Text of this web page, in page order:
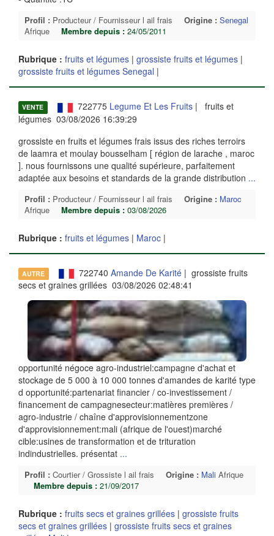
Profil : Producteur / Fournisseur l ail frais Origine : Senegal
Afrique
Membre depuis : 24/05/2011
Rubrique : fruits et légumes | grossiste fruits et légumes |
grossiste fruits et légumes Senegal |
VENTE 722775 Legume Et Les Fruits| fruits et
légumes 03/08/2026 16:39:29
grossiste en fruits et légumes frais issus des riches terroirs
de laamra et moulay bousselham [ région de larache , maroc
]. nous fournissons une qualité supérieure, parfaitement
adaptée aux besoins et standards de la grande distribution ...
Profil : Producteur / Fournisseur l ail frais Origine : Maroc
Afrique
Membre depuis : 03/08/2026
Rubrique : fruits et légumes | Maroc |
AUTRE 722740 Amande De Karité| grossiste fruits
secs et graines grillées 03/08/2026 02:48:41
opportunité négoce agro-industriel:campagne d'achat et
stockage de 5 000 à 10 000 tonnes d'amandes de karité type
d opportunité:partenariat financier / co-investissement /
financement de campagnesecteur:matières premières /
agro-industrie / chaîne d'approvisionnementzone
d'approvisionnement:mali (afrique de l'ouest)marché
cible:usines de transformation et de trituration
indindustrielles. présentat ...
Profil : Courtier / Grossiste l ail frais Origine : Mali Afrique
Membre depuis : 21/09/2017
Rubrique : fruits secs et graines grillées | grossiste fruits
secs et graines grillées | grossiste fruits secs et graines